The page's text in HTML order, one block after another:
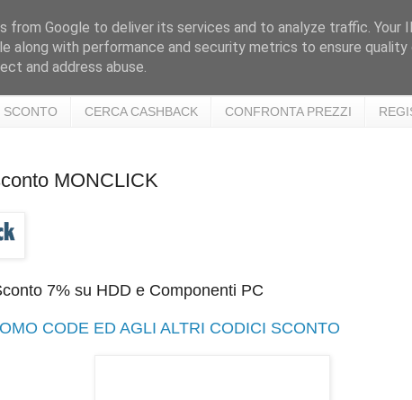
SCONTO CERCA CASHBACK CONFRONTA PREZZI
MONCLICK
7% su HDD e Componenti PC
CODE ED AGLI ALTRI CODICI SCONTO
from Google to deliver its services and to analyze traffic. Your
along with performance and security metrics to ensure
and address abuse.